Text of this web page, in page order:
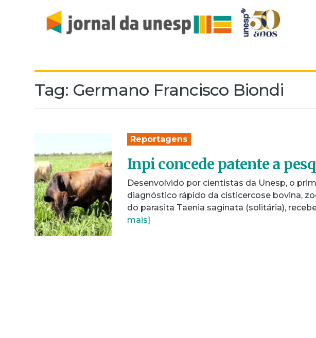
Tag: Germano Francisco Biondi
Reportagens
Inpi concede patente a
Desenvolvido por cientistas da Unesp, o
diagnóstico rápido da cisticercose bovina,
do parasita Taenia saginata (solitária),
mais]